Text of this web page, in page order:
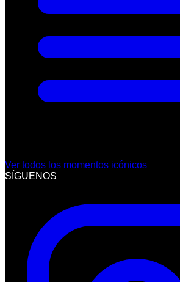
Ver todos los momentos icónicos
SÍGUENOS